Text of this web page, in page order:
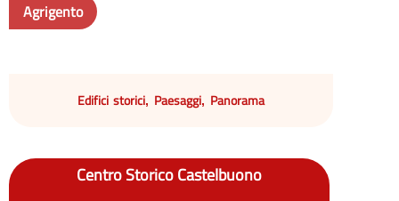
Agrigento
Edifici storici, Paesaggi, Panorama
Centro Storico Castelbuono